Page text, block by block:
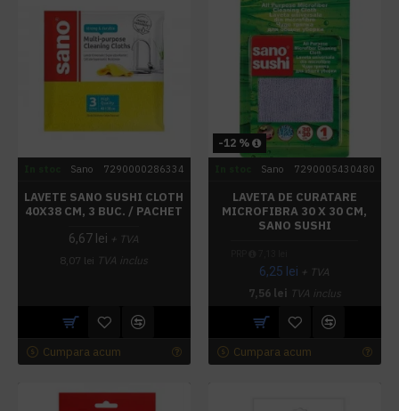
Sano 7290000286334
LAVETE SANO SUSHI CLOTH
40X38 CM, 3 BUC. / PACHET
6,67 lei + TVA
8,07 lei TVA inclus
Cumpara acum
-12 %
Sano 7290005430480
LAVETA DE CURATARE
MICROFIBRA 30 X 30 CM,
SANO SUSHI
6,25 lei + TVA
7,56 lei TVA inclus
Cumpara acum